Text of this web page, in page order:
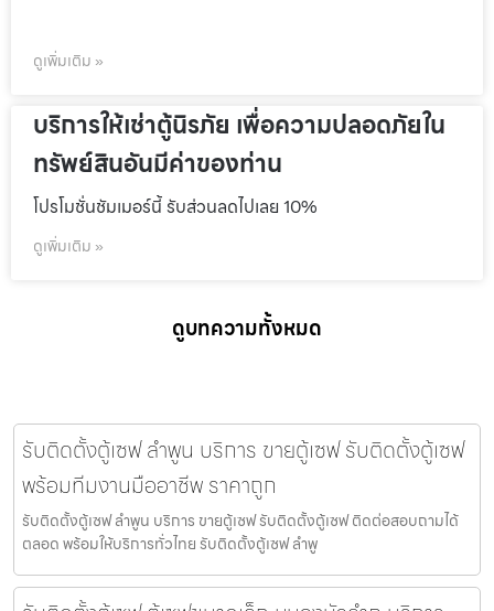
ดูเพิ่มเติม »
บริการให้เช่าตู้นิรภัย เพื่อความปลอดภัยใน
ทรัพย์สินอันมีค่าของท่าน
โปรโมชั่นชัมเมอร์นี้ รับส่วนลดไปเลย 10%
ดูเพิ่มเติม »
ดูบทความทั้งหมด
รับติดตั้งตู้เซฟ ลำพูน บริการ ขายตู้เซฟ รับติดตั้งตู้เซฟ
พร้อมทีมงานมืออาชีพ ราคาถูก
รับติดตั้งตู้เซฟ ลำพูน บริการ ขายตู้เซฟ รับติดตั้งตู้เซฟ ติดต่อสอบถามได้
ตลอด พร้อมให้บริการทั่วไทย รับติดตั้งตู้เซฟ ลำพู